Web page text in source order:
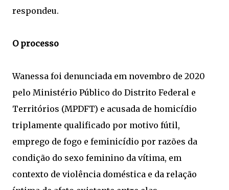
respondeu.
O processo
Wanessa foi denunciada em novembro de 2020
pelo Ministério Público do Distrito Federal e
Territórios (MPDFT) e acusada de homicídio
triplamente qualificado por motivo fútil,
emprego de fogo e feminicídio por razões da
condição do sexo feminino da vítima, em
contexto de violência doméstica e da relação